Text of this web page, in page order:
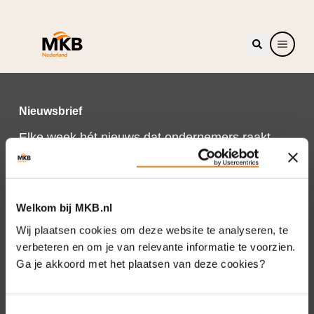
Welkom bij MKB.nl
Wij plaatsen cookies om deze website te analyseren, te
verbeteren en om je van relevante informatie te voorzien.
Ga je akkoord met het plaatsen van deze cookies?
Nieuwsbrief
Elke week hét nieuws dat ondernemers raakt.
Schrijf je nu in voor de MKB-Nederland
nieuwsbrief.
Schrijf je in
Direct naar
Over ons